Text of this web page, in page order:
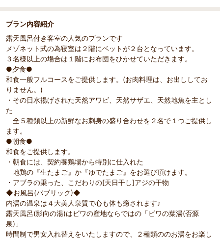
プラン内容紹介
露天風呂付き客室の人気のプランです
メゾネット式の為寝室は２階にベットが２台となっています。
３名様以上の場合は１階にお布団をひかせていただきます。
●夕食●
和食一般フルコースをご提供します。(お肉料理は、お出ししてお
りません。)
・その日水揚げされた天然アワビ、天然サザエ、天然地魚を主とし
た
全５種類以上の新鮮なお刺身の盛り合わせを２名で１つご提供し
ます。
●朝食●
和食をご提供します。
・朝食には、契約養鶏場から特別に仕入れた
地鶏の『生たまご』か『ゆでたまご』をお選び頂けます。
・アブラの乗った、こだわりの[天日干し]アジの干物
◆お風呂(パブリック)◆
内湯の温泉は４大美人泉質で心も体も癒されます♪
露天風呂(影向の湯)はビワの産地ならではの「ビワの葉湯(否源
泉)」
時間制で男女入れ替えをいたしますので、２種類ののお湯をお楽し